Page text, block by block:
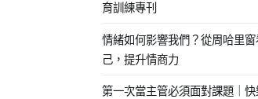
育訓練專刊
情緒如何影響我們？從周哈里窗
己，提升情商力
第一次當主管必須面對課題｜